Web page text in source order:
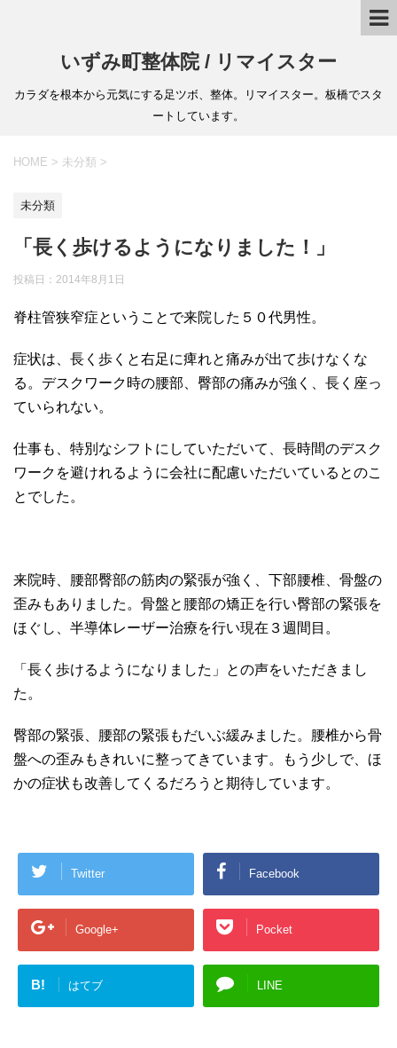
いずみ町整体院 / リマイスター
カラダを根本から元気にする足ツボ、整体。リマイスター。板橋でスタ
ートしています。
HOME > 未分類 >
未分類
「長く歩けるようになりました！」
投稿日： 2014年8月1日
脊柱管狭窄症ということで来院した５０代男性。
症状は、長く歩くと右足に痺れと痛みが出て歩けなくな
る。デスクワーク時の腰部、臀部の痛みが強く、長く座っ
ていられない。
仕事も、特別なシフトにしていただいて、長時間のデスク
ワークを避けれるように会社に配慮いただいているとのこ
とでした。
来院時、腰部臀部の筋肉の緊張が強く、下部腰椎、骨盤の
歪みもありました。骨盤と腰部の矯正を行い臀部の緊張を
ほぐし、半導体レーザー治療を行い現在３週間目。
「長く歩けるようになりました」との声をいただきまし
た。
臀部の緊張、腰部の緊張もだいぶ緩みました。腰椎から骨
盤への歪みもきれいに整ってきています。もう少しで、ほ
かの症状も改善してくるだろうと期待しています。
Twitter Facebook
Google+ Pocket
B! はてブ LINE